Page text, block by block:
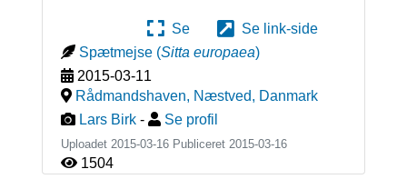
Se
Se link-side
Spætmejse (Sitta europaea)
2015-03-11
Rådmandshaven, Næstved, Danmark
Lars Birk - Se profil
Uploadet 2015-03-16 Publiceret 2015-03-16
1504